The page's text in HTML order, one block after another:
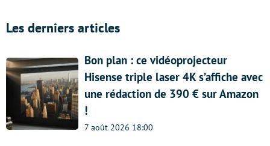
Les derniers articles
Bon plan : ce vidéoprojecteur
Hisense triple laser 4K s’affiche avec
une rédaction de 390 € sur Amazon
!
7 août 2026 18:00